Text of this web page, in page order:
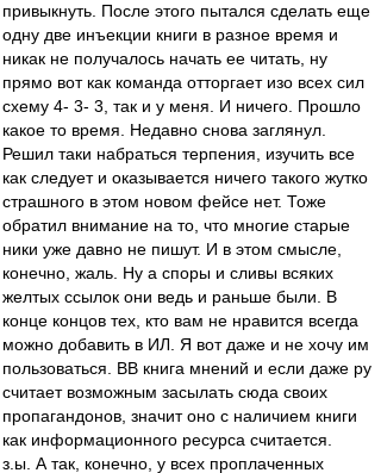
привыкнуть. После этого пытался сделать еще
одну две инъекции книги в разное время и
никак не получалось начать ее читать, ну
прямо вот как команда отторгает изо всех сил
схему 4- 3- 3, так и у меня. И ничего. Прошло
какое то время. Недавно снова заглянул.
Решил таки набраться терпения, изучить все
как следует и оказывается ничего такого жутко
страшного в этом новом фейсе нет. Тоже
обратил внимание на то, что многие старые
ники уже давно не пишут. И в этом смысле,
конечно, жаль. Ну а споры и сливы всяких
желтых ссылок они ведь и раньше были. В
конце концов тех, кто вам не нравится всегда
можно добавить в ИЛ. Я вот даже и не хочу им
пользоваться. ВВ книга мнений и если даже ру
считает возможным засылать сюда своих
пропагандонов, значит оно с наличием книги
как информационного ресурса считается.
з.ы. А так, конечно, у всех проплаченных